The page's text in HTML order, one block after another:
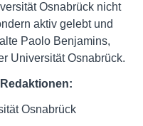
Osnabrück nicht
aktiv gelebt und
Paolo Benjamins,
Universität Osnabrück.
Osnabrück